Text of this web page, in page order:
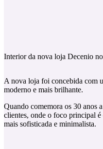
Interior da nova loja Decenio
A nova loja foi concebida com
moderno e mais brilhante.
Quando comemora os 30 anos
clientes, onde o foco principal
mais sofisticada e minimalista.